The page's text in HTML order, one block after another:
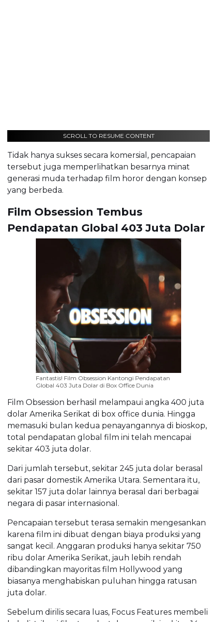
SCROLL TO RESUME CONTENT
Tidak hanya sukses secara komersial, pencapaian
tersebut juga memperlihatkan besarnya minat
generasi muda terhadap film horor dengan konsep
yang berbeda.
Film Obsession Tembus
Pendapatan Global 403 Juta Dolar
Fantastis! Film Obsession Kantongi Pendapatan
Global 403 Juta Dolar di Box Office Dunia
Film Obsession berhasil melampaui angka 400 juta
dolar Amerika Serikat di box office dunia. Hingga
memasuki bulan kedua penayangannya di bioskop,
total pendapatan global film ini telah mencapai
sekitar 403 juta dolar.
Dari jumlah tersebut, sekitar 245 juta dolar berasal
dari pasar domestik Amerika Utara. Sementara itu,
sekitar 157 juta dolar lainnya berasal dari berbagai
negara di pasar internasional.
Pencapaian tersebut terasa semakin mengesankan
karena film ini dibuat dengan biaya produksi yang
sangat kecil. Anggaran produksi hanya sekitar 750
ribu dolar Amerika Serikat, jauh lebih rendah
dibandingkan mayoritas film Hollywood yang
biasanya menghabiskan puluhan hingga ratusan
juta dolar.
Sebelum dirilis secara luas, Focus Features membeli